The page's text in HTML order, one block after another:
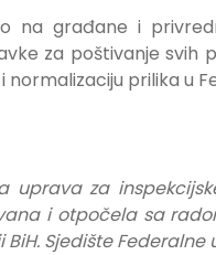
na građane i
za poštivanje svih
normalizaciju prilika u
uprava za
i otpočela sa
BiH. Sjedište Federalne